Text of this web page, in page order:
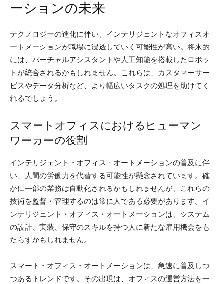
ーションの未来
テクノロジーの進化に伴い、インテリジェントなオフィスオ
ートメーションが職場に浸透していく可能性が高い。将来的
には、バーチャルアシスタントや人工知能を搭載したロボッ
トが統合されるかもしれません。これらは、カスタマーサー
ビスやデータ分析など、より幅広いタスクの処理を助けてく
れるでしょう。
スマートオフィスにおけるヒューマン
ワーカーの役割
インテリジェント・オフィス・オートメーションの普及に伴
い、人間の労働力を代替する可能性が懸念されています。確
かに一部の業務は自動化されるかもしれませんが、これらの
技術を監督・管理するのは常に人である必要があります。イ
ンテリジェント・オフィス・オートメーションは、システム
の設計、実装、保守のスキルを持つ人に新たな雇用機会をも
たらすかもしれません。
スマート・オフィス・オートメーションは、急速に普及しつ
つあるトレンドです。その出現は、オフィスの運営方法を一